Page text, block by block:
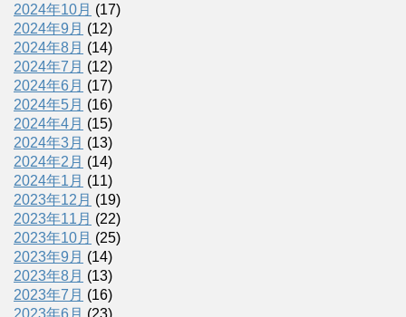
2024年10月 (17)
2024年9月 (12)
2024年8月 (14)
2024年7月 (12)
2024年6月 (17)
2024年5月 (16)
2024年4月 (15)
2024年3月 (13)
2024年2月 (14)
2024年1月 (11)
2023年12月 (19)
2023年11月 (22)
2023年10月 (25)
2023年9月 (14)
2023年8月 (13)
2023年7月 (16)
2023年6月 (23)